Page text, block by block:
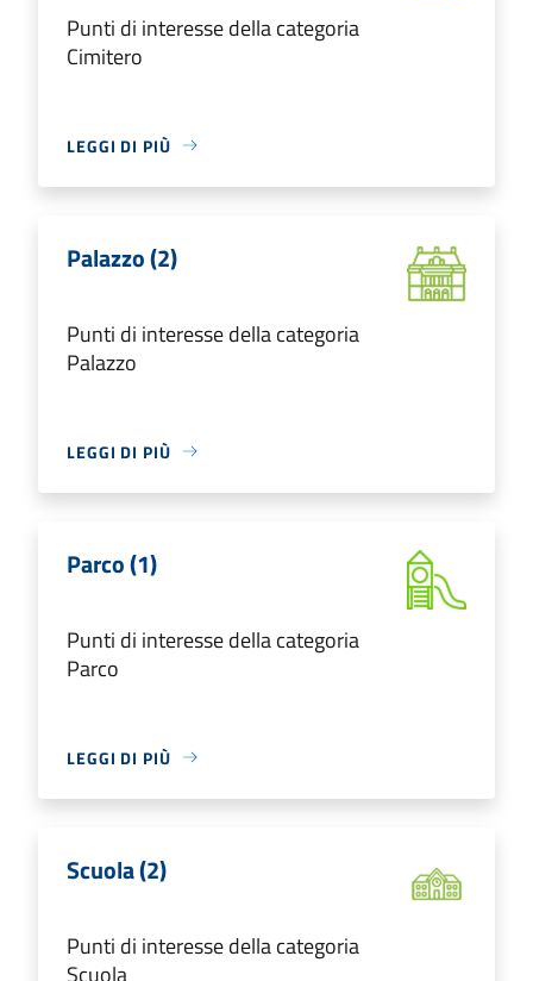
Punti di interesse della categoria
Cimitero
LEGGI DI PIÙ
Palazzo (2)
Punti di interesse della categoria
Palazzo
LEGGI DI PIÙ
Parco (1)
Punti di interesse della categoria
Parco
LEGGI DI PIÙ
Scuola (2)
Punti di interesse della categoria
Scuola